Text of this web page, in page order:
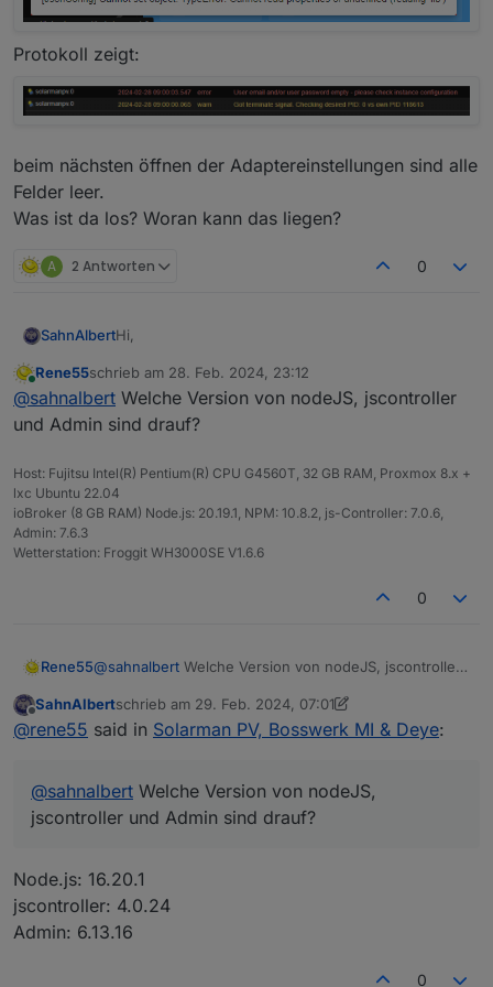
Protokoll zeigt:
beim nächsten öffnen der Adaptereinstellungen sind alle
Felder leer.
Was ist da los? Woran kann das liegen?
A 2 Antworten 0
SahnAlbertHi,
ich habe einen Deye Wechselrichter DEYE SUN-
12K-SG04LP3-EU und ein Microwechselrichter
Bosswerk 600
Habe die app_id und app_secret von
Adaptereinstellungen eintrage (Firmenname lasse
ich leer) erhalte ich beim Speichern einen PopUp
Fehler:
read properties of undefined (reading 'lib')
Protokoll zeigt:
beim nächsten öffnen der Adaptereinstellungen
sind alle Felder leer.
Was ist da los? Woran kann das liegen?
Online
Rene55schrieb am 28. Feb. 2024, 23:12
zuletzt editiert von
@sahnalbert Welche Version von nodeJS, jscontroller
und Admin sind drauf?
Host: Fujitsu Intel(R) Pentium(R) CPU G4560T, 32 GB RAM, Proxmox 8.x +
lxc Ubuntu 22.04
ioBroker (8 GB RAM) Node.js: 20.19.1, NPM: 10.8.2, js-Controller: 7.0.6,
Admin: 7.6.3
Wetterstation: Froggit WH3000SE V1.6.6
0
Rene55@sahnalbert Welche Version von nodeJS, jscontroller
Offline
SahnAlbertschrieb am 29. Feb. 2024, 07:01
zuletzt editiert von SahnAlbert
@rene55 said in Solarman PV, Bosswerk MI & Deye:
@sahnalbert Welche Version von nodeJS,
jscontroller und Admin sind drauf?
Node.js: 16.20.1
jscontroller: 4.0.24
Admin: 6.13.16
0